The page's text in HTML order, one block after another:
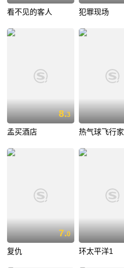
看不见的客人 犯罪现场
8.3
孟买酒店 热气球飞行家
7.0
复仇 环太平洋1